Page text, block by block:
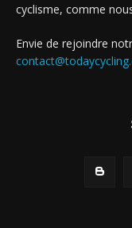
cyclisme, comme
Envie de rejoindre